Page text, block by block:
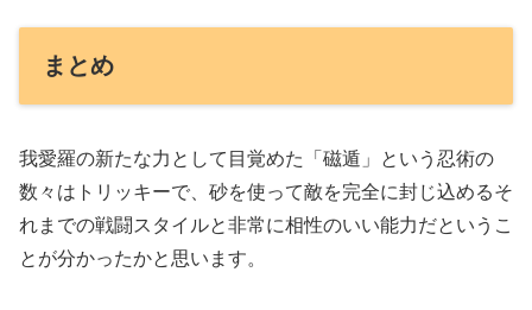
まとめ
我愛羅の新たな力として目覚めた「磁遁」という忍術の
数々はトリッキーで、砂を使って敵を完全に封じ込めるそ
れまでの戦闘スタイルと非常に相性のいい能力だというこ
とが分かったかと思います。